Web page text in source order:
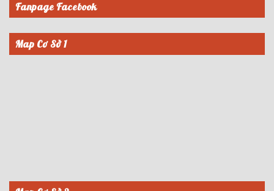
Fanpage Facebook
Map Cơ Sở 1